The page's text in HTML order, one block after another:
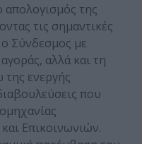
της
τις σημαντικές
Σύνδεσμος με
αλλά και τη
ενεργής
που
Επικοινωνιών.